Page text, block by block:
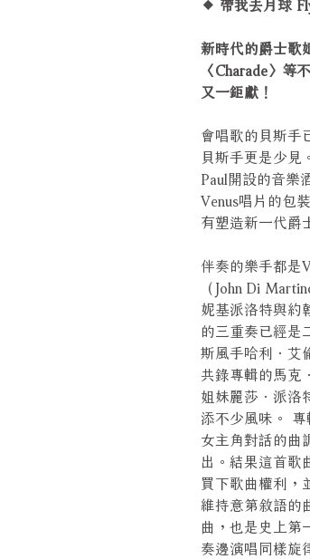
新時代的爵士歌
〈Charade〉等
又一鉅獻！
會唱歌的貝斯手
貝斯手更是少
Paul開設的音樂
Venus唱片的包
有塑造新一代爵
伴奏的樂手都是
（John Di
妮基派洛特與約
的三重奏已經是
斯風手哈利．艾
共錄專輯的馬克
姐妹麗莎．派洛
添不少風味。
女主角對話的曲
出。結果這首歌
買下歌曲權利，
維持意第敘語的
曲，也是史上第
奏邊演唱同樣旋